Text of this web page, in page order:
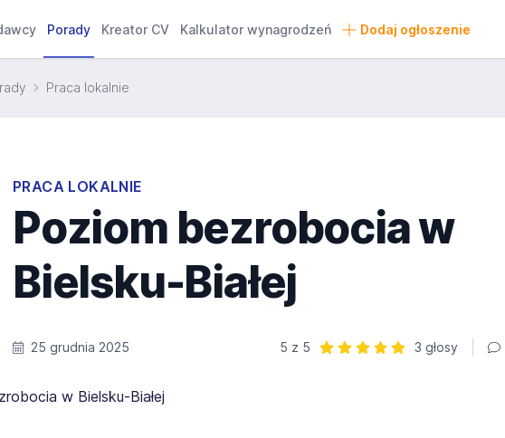
Porady Kreator CV Kalkulator wynagrodzeń Dodaj ogłoszenie
Praca lokalnie
PRACA LOKALNIE
Poziom bezrobocia w
Bielsku-Białej
25 grudnia 2025
5 z 5
3 głosy